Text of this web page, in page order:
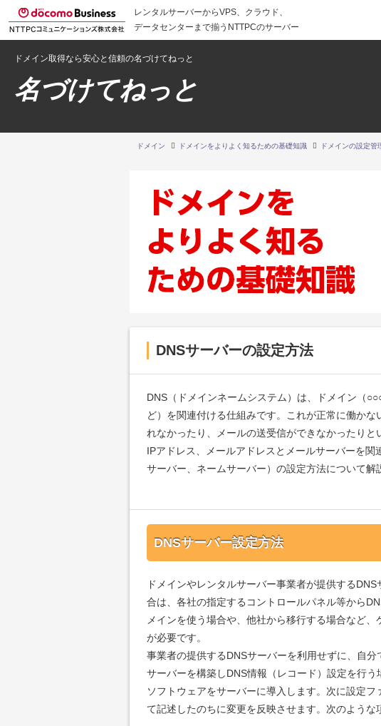
レンタルサーバーからVPS、クラウド、
データセンターまで揃うNTTPCのサーバー
ドメイン取得なら安心と信頼の名づけてねっと
名づけてねっと
ドメイン ドメインをよりよく知るための基礎知識 ドメインの設定管
DNSサーバーの設定方法
DNS（ドメインネームシステム）は、ドメイン（
ど）を関連付ける仕組みです。これが正常に働か
れなかったり、メールの送受信ができなかったり
IPアドレス、メールアドレスとメールサーバーを
サーバー、ネームサーバー）の設定方法について解
DNSサーバー設定方法
ドメインやレンタルサーバー事業者が提供する
合は、各社の指定するコントロールパネル等から
メインを使う場合や、他社から移行する場合など
が必要です。
事業者の提供するDNSサーバーを利用せずに、自
サーバーを構築しDNS情報（レコード）設定を行
ソフトウェアをサーバーに導入します。次に設定
て記述したのちに変更を反映させます。次のような